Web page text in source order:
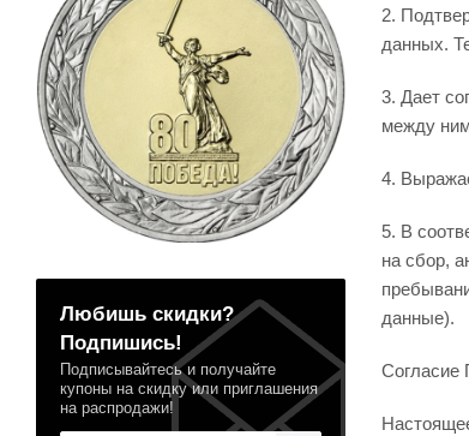
2.
данных.
3. Дает
между
4.
5. В
на сбор,
данные).
Согласие
Любишь скидки?
Подпишись!
Подписывайтесь и получайте
купоны на скидку или приглашения
на распродажи!